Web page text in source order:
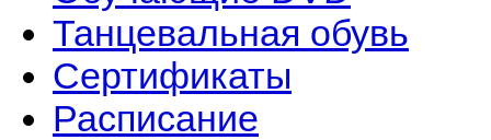
Танцевальная обувь
Сертификаты
Расписание